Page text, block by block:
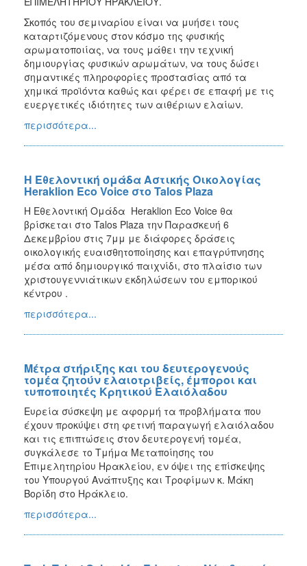
Σκοπός του σεμιναρίου είναι να μυήσει τους
καταρτιζόμενους στον κόσμο της φυσικής
αρωματοποιίας, να τους μάθει την τεχνική
δημιουργίας φυσικών αρωμάτων, να τους δώσει
σημαντικές πληροφορίες προστασίας από τα
χημικά προϊόντα καθώς και φέρει σε επαφή με τις
ευεργετικές ιδιότητες των αιθέριων ελαίων.
περισσότερα...
H Eθελοντική ομάδα Αστικής Οικολογίας
Heraklion Eco Voice στο Talos Plaza
Η Εθελοντική Ομάδα Heraklion Eco Voice θα
βρίσκεται στο Talos Plaza την Παρασκευή 6
Δεκεμβρίου στις 7μμ με διάφορες δράσεις
οικολογικής ευαισθητοποίησης και επαγρύπνησης
μέσα από δημιουργικό παιχνίδι, στο πλαίσιο των
χριστουγεννιάτικων εκδηλώσεων του εμπορικού
κέντρου .
περισσότερα...
Μέτρα στήριξης και του δευτερογενούς
τομέα ζητούν ελαιοτριβείς, έμποροι και
τυποποιητές Κρητικού Ελαιόλαδου
Ευρεία σύσκεψη με αφορμή τα προβλήματα που
έχουν προκύψει στη φετινή παραγωγή ελαιόλαδου
και τις επιπτώσεις στον δευτερογενή τομέα,
συγκάλεσε το Τμήμα Μεταποίησης του
Επιμελητηρίου Ηρακλείου, εν όψει της επίσκεψης
του Υπουργού Ανάπτυξης και Τροφίμων κ. Μάκη
Βορίδη στο Ηράκλειο.
περισσότερα...